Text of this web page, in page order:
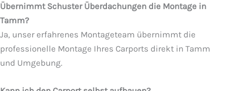
Übernimmt Schuster Überdachungen die Montage in
Tamm?
Ja, unser erfahrenes Montageteam übernimmt die
professionelle Montage Ihres Carports direkt in Tamm
und Umgebung.